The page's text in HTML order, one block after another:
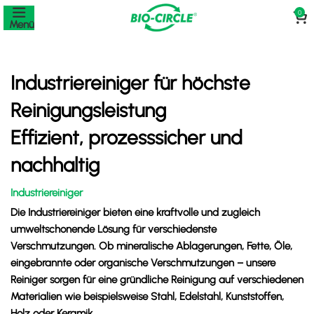
Menü
0
Industriereiniger für höchste
Reinigungsleistung
Effizient, prozesssicher und
nachhaltig
Industriereiniger
Die Industriereiniger bieten eine kraftvolle und zugleich
umweltschonende Lösung für verschiedenste
Verschmutzungen. Ob mineralische Ablagerungen, Fette, Öle,
eingebrannte oder organische Verschmutzungen – unsere
Reiniger sorgen für eine gründliche Reinigung auf verschiedenen
Materialien wie beispielsweise Stahl, Edelstahl, Kunststoffen,